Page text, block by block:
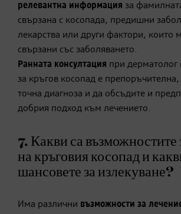
релевантна информация за
свързана с косопада, предишни
лекарства или други фактори, които
свързани със заболяването.
Ранната консултация при
за кръгов косопад е препоръчителна,
точна диагноза и да обсъдите и
добрия подход към лечението.
7. Какви са възможностите
на кръговия косопад и
шансовете за излекуване?
Има различни възможности за